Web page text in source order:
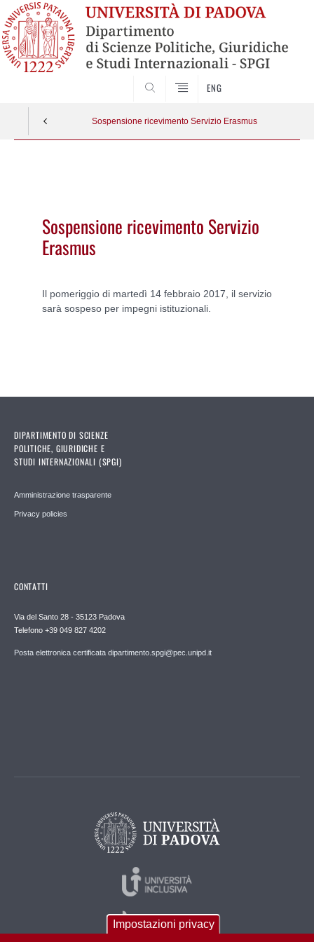
ENG
Sospensione ricevimento Servizio Erasmus
Sospensione ricevimento Servizio
Erasmus
Il pomeriggio di martedì 14 febbraio 2017, il servizio
sarà sospeso per impegni istituzionali.
DIPARTIMENTO DI SCIENZE
POLITICHE, GIURIDICHE E
STUDI INTERNAZIONALI (SPGI)
Amministrazione trasparente
Privacy policies
CONTATTI
Via del Santo 28 - 35123 Padova
Telefono +39 049 827 4202
Posta elettronica certificata dipartimento.spgi@pec.unipd.it
Impostazioni privacy